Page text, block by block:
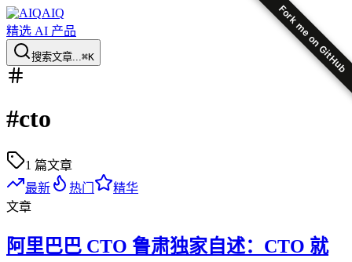
Fork me on GitHub
AIQ
精选 AI 产品
搜索文章...⌘K
#cto
1 篇文章
最新
热门
精华
文章
阿里巴巴 CTO 鲁肃独家自述：CTO 就